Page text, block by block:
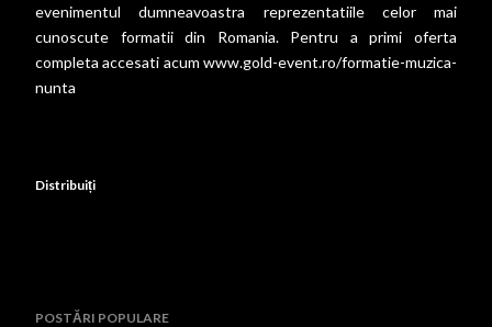
evenimentul dumneavoastra reprezentatiile celor mai
cunoscute formatii din Romania. Pentru a primi oferta
completa accesati acum www.gold-event.ro/formatie-muzica-
nunta
Distribuiți
POSTĂRI POPULARE